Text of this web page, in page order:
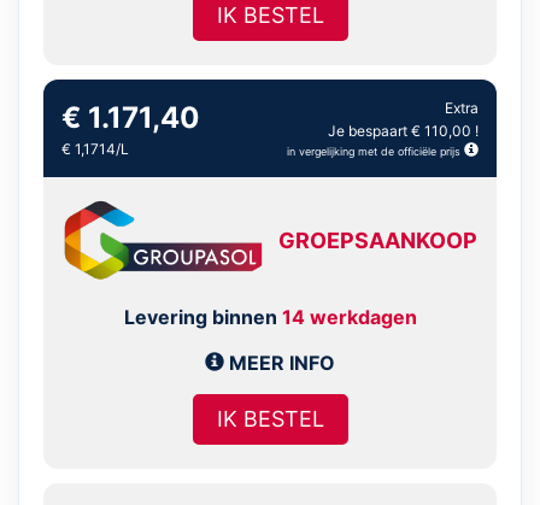
IK BESTEL
€ 1.171,40
€ 1,1714/L
Extra
Je bespaart € 110,00 !
in vergelijking met de officiële prijs
GROEPSAANKOOP
Levering binnen 14 werkdagen
MEER INFO
IK BESTEL